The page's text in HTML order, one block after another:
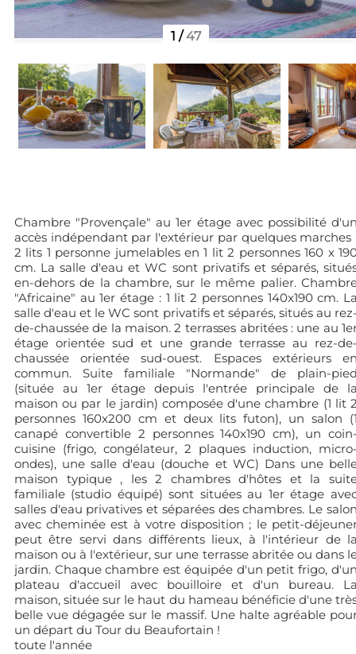
1 /47
Chambre "Provençale" au 1er étage avec possibilité
accès indépendant par l'extérieur par quelques marches
2 lits 1 personne jumelables en 1 lit 2 personnes 160 x
cm. La salle d'eau et WC sont privatifs et séparés,
en-dehors de la chambre, sur le même palier.
"Africaine" au 1er étage : 1 lit 2 personnes 140x190 cm.
salle d'eau et le WC sont privatifs et séparés, situés au
de-chaussée de la maison. 2 terrasses abritées : une au
étage orientée sud et une grande terrasse au rez-
chaussée orientée sud-ouest. Espaces extérieurs
commun. Suite familiale "Normande" de plain-
(située au 1er étage depuis l'entrée principale de
maison ou par le jardin) composée d'une chambre (1 lit
personnes 160x200 cm et deux lits futon), un salon
canapé convertible 2 personnes 140x190 cm), un
cuisine (frigo, congélateur, 2 plaques induction,
ondes), une salle d'eau (douche et WC) Dans une
maison typique , les 2 chambres d'hôtes et la
familiale (studio équipé) sont situées au 1er étage
salles d'eau privatives et séparées des chambres. Le
avec cheminée est à votre disposition ; le petit-
peut être servi dans différents lieux, à l'intérieur de
maison ou à l'extérieur, sur une terrasse abritée ou dans
jardin. Chaque chambre est équipée d'un petit frigo,
plateau d'accueil avec bouilloire et d'un bureau.
maison, située sur le haut du hameau bénéficie d'une
belle vue dégagée sur le massif. Une halte agréable
un départ du Tour du Beaufortain !
toute l'année